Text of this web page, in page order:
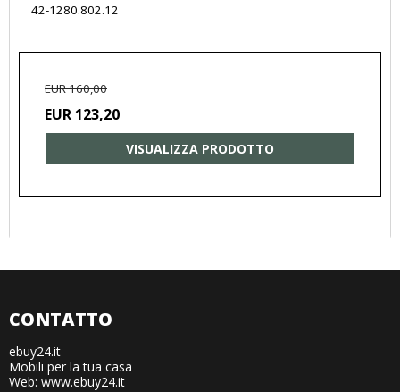
42-1280.802.12
EUR 160,00
EUR 123,20
VISUALIZZA PRODOTTO
CONTATTO
ebuy24.it
Mobili per la tua casa
Web: www.ebuy24.it